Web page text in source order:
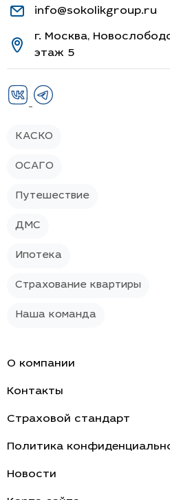
info@sokolikgroup.ru
г. Москва,
этаж 5
КАСКО
ОСАГО
Путешествие
ДМС
Ипотека
Страхование квартиры
Наша команда
О компании
Контакты
Страховой стандарт
Политика
Новости